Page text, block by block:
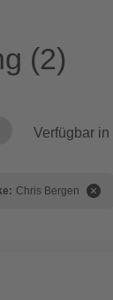
(2)
Verfügbar in
Chris Bergen